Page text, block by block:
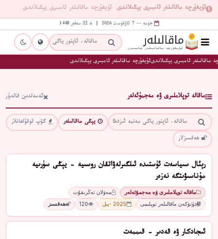
ئۇيغۇرچە ماقالىلەر ئامبىرى يېڭىلاندى ئۇيغۇرچە ماقالىلەر ئامبىرى يېڭىلاندى
جۈمە — 7 ئاۋغۇست 2026 | ھ 22 سەفەر 1448
ماقالىلەر ئامبىرى يېڭىلاندىئۇيغۇرچە ماقالىلەر ئامبىرى يېڭىلاندى
ماقالە توپلاملىرى ۋە مەجمۇئەلەر ئەمەلدىن قالدۇر
يېڭى ماقالىلەر
كۆپ ئوقۇلغانلار
ھەقسىزلار
رېئال سىياسەت ئۈستىدە ئىلگىرلەۋاتقان روسىيە - يېڭى سۈرىيە
مۇناسىۋىتگە نەزەر
ماقالە توپلاملىرى ۋە مەجمۇئەلەر
مەۋلان تەڭرىقۇت
ئۆتۈكەن ماقالىلەر توپلىمى
2025 -يىل 120 ھەقسىز
ئىجادكار ۋە قەدىر - قىممەت